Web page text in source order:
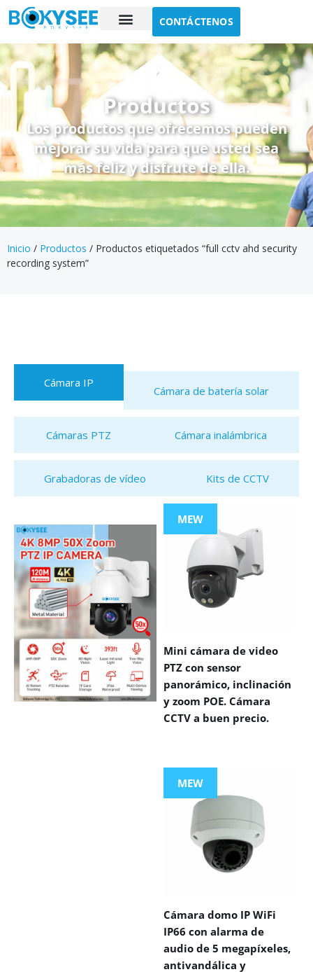
CONTÁCTENOS
Productos
Los productos que ofrecemos pueden
mejorar su vida para que usted sea
más feliz y disfrute de ella.
Inicio / Productos / Productos etiquetados “full cctv ahd security
recording system”
Cámara IP
Cámara de batería solar
Cámaras PTZ Cámara inalámbrica
Grabadoras de vídeo Kits de CCTV
MEW
Mini cámara de video
PTZ con sensor
panorámico, inclinación
y zoom POE. Cámara
CCTV a buen precio.
MEW
Cámara domo IP WiFi
IP66 con alarma de
audio de 5 megapíxeles,
antivandálica y